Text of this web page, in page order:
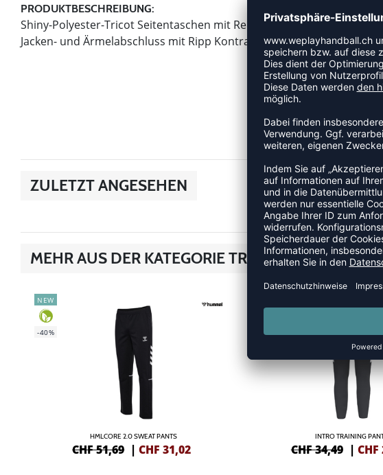
PRODUKTBESCHREIBUNG:
Shiny-Polyester-Tricot Seitentaschen mit Reißverschluss Zweifarbige
Jacken- und Ärmelabschluss mit Ripp Kontraststreifen am Ärmel
ZULETZT ANGESEHEN
MEHR AUS DER KATEGORIE TRAININGSANZÜGE
NEW
-40%
HMLCORE 2.0 SWEAT PANTS
CHF 51,69 |CHF 31,02
-35%
INTRO TRAINING
CHF 34,49 | CHF